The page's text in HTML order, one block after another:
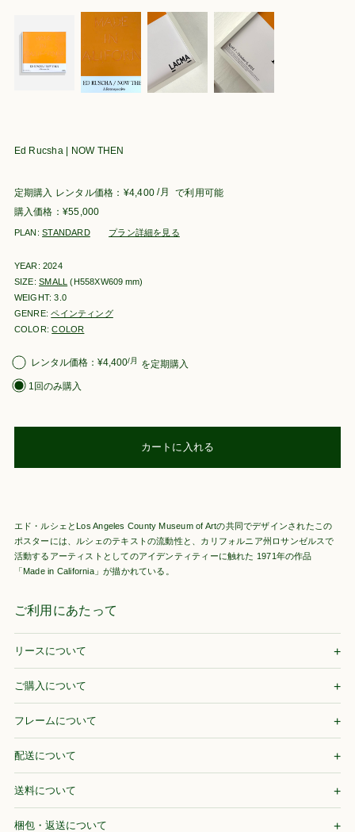
Ed Rucsha | NOW THEN
¥55,000
定期購入 ¥4,400 /月 で利用可能
PLAN:STANDARD プラン詳細を見る
YEAR: 2024
SIZE:SMALL (H558XW609 mm)
WEIGHT: 3.0
GENRE:ペインティング
COLOR:COLOR
購
タ
を
1回のみ購入
¥4,400/月 を定期購入
カートに入れる
エド・ルシェとLos Angeles County Museum of Artの共同でデザインされたこの
ポスターには、ルシェのテキストの流動性と、カリフォルニア州ロサンゼルスで
活動するアーティストとしてのアイデンティティーに触れた 1971年の作品
「Made in California」が描かれている。
ご利用にあたって
リースについて
ご購入について
フレームについて
配送について
送料について
梱包・返送について